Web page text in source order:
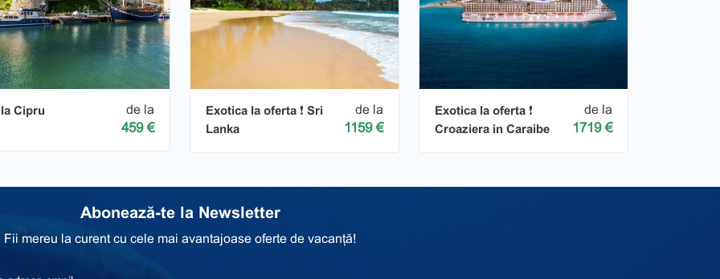
Cipru de la
459 €
Exotica la oferta ❗️ Sri
Lanka
de la
1159 €
Exotica la oferta ❗️
Croaziera in Caraibe
de la
1719 €
Abonează-te la Newsletter
Fii mereu la curent cu cele mai avantajoase oferte de vacanță!